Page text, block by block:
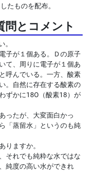
たものを配布。
問とコメント
。
子が１個ある。Ｄの原子
て、周りに電子が１個あ
呼んでいる。一方、酸素
。自然に存在する酸素の
ずかに18O（酸素18）が
ったが、大変面白かっ
「蒸留水」というのも純
りますか。
それでも純粋な水ではな
純度の高い水ができれ